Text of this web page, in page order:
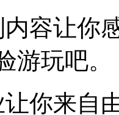
容让你
游玩吧。
你来自